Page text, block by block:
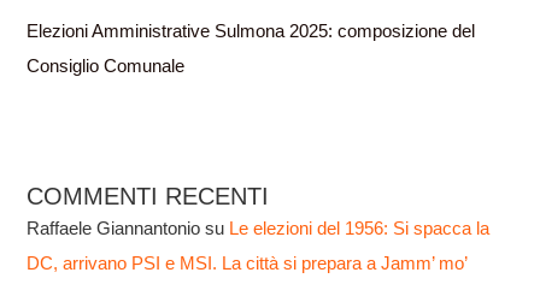
Elezioni Amministrative Sulmona 2025: composizione del
Consiglio Comunale
COMMENTI RECENTI
Raffaele Giannantonio su Le elezioni del 1956: Si spacca la
DC, arrivano PSI e MSI. La città si prepara a Jamm’ mo’